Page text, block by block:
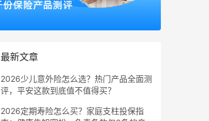
最新文章
2026少儿意外险怎么选？热门产品全面测
评，平安这款到底值不值得买？
2026定期寿险怎么买？家庭支柱投保指